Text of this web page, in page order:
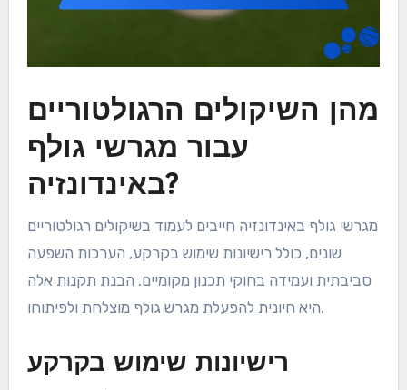
מהן השיקולים הרגולטוריים
עבור מגרשי גולף
באינדונזיה?
מגרשי גולף באינדונזיה חייבים לעמוד בשיקולים רגולטוריים
שונים, כולל רישיונות שימוש בקרקע, הערכות השפעה
סביבתית ועמידה בחוקי תכנון מקומיים. הבנת תקנות אלה
היא חיונית להפעלת מגרש גולף מוצלחת ולפיתוחו.
רישיונות שימוש בקרקע